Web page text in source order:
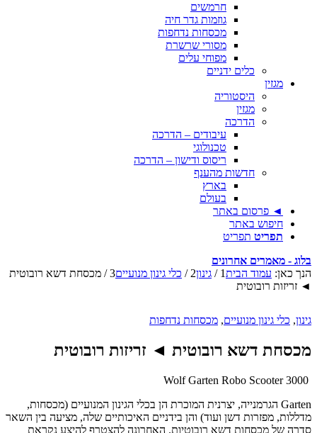
חרמשים
גוזמות גדר חיה
מכסחות נדחפות
מסורי שרשרת
מפוחי עלים
כלים ידניים
מגזין
היסטוריה
מגזין
הדרכה
עיבודים – הדרכה
טכנולוגי
ריסוס ודישון – הדרכה
חדשות מהענף
בארץ
בעולם
◄ פרסום באתר
חיפוש באתר
תפריט תפריט
בלוג - מאמרים אחרונים
הנך כאן: עמוד הבית1
/ גינון2
/ כלי גינון מנועיים3
/ מכסחת דשא רובוטית
◄ זריזות רובוטית
גינון, כלי גינון מנועיים, מכסחות נדחפות
מכסחת דשא רובוטית ◄ זריזות רובוטית
Garten הגרמנייה, יצרנית המוכרת הן בכלי הגינון המנועיים (מכסחות,
מדללות, מפזרות דשן ועוד) והן בידניים האיכותיים שלה, מציעה בין השאר
סדרה של מכסחות דשא רובוטיות. האחרונה להצטרף להיצע נקראת